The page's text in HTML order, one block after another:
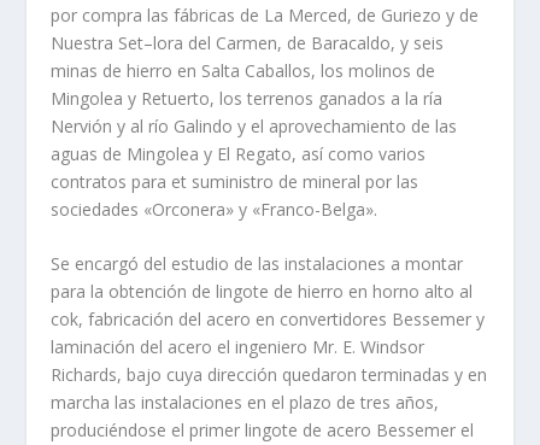
por compra las fábricas de La Merced, de Guriezo y de
Nuestra Set–lora del Carmen, de Baracaldo, y seis
minas de hierro en Salta Caballos, los molinos de
Mingolea y Retuerto, los terrenos ganados a la rí­a
Nervión y al rí­o Galindo y el aprovechamiento de las
aguas de Mingolea y El Regato, así­ como varios
contratos para et suministro de mineral por las
sociedades «Orconera» y «Franco-Belga».
Se encargó del estudio de las instalaciones a montar
para la obtención de lingote de hierro en horno alto al
cok, fabricación del acero en convertidores Bessemer y
laminación del acero el ingeniero Mr. E. Windsor
Richards, bajo cuya dirección quedaron terminadas y en
marcha las instalaciones en el plazo de tres años,
produciéndose el primer lingote de acero Bessemer el